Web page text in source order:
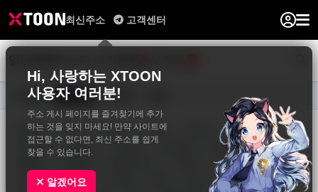
최신주소
Hi, 사랑하는 XTOON
사용자 여러분!
주소 게시 페이지를 즐겨찾기에 추가
하는 것을 잊지 마세요! 만약 사이트에
접근할 수 없다면, 최신 주소를 쉽게
찾을 수 있습니다.
알겠어요
고객센터
요일별 장르별 연재중
#동양풍 #액션 #판타지 #드라마
#재회물
#인외존재
#다정남 #순정남
#엉뚱발랄녀
#트라우마
#계약관계
#일상 #전쟁
#생존